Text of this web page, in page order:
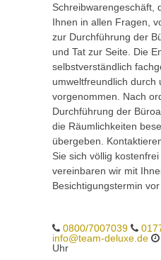
Schreibwarengeschäft,
Ihnen in allen Fragen,
zur Durchführung der
und Tat zur Seite. Die
selbstverständlich
umweltfreundlich durch
vorgenommen. Nach
Durchführung der
die Räumlichkeiten
übergeben.
Sie sich völlig
vereinbaren wir mit
Besichtigungstermin vor
0800/7007039
info@team-deluxe.de
Uhr